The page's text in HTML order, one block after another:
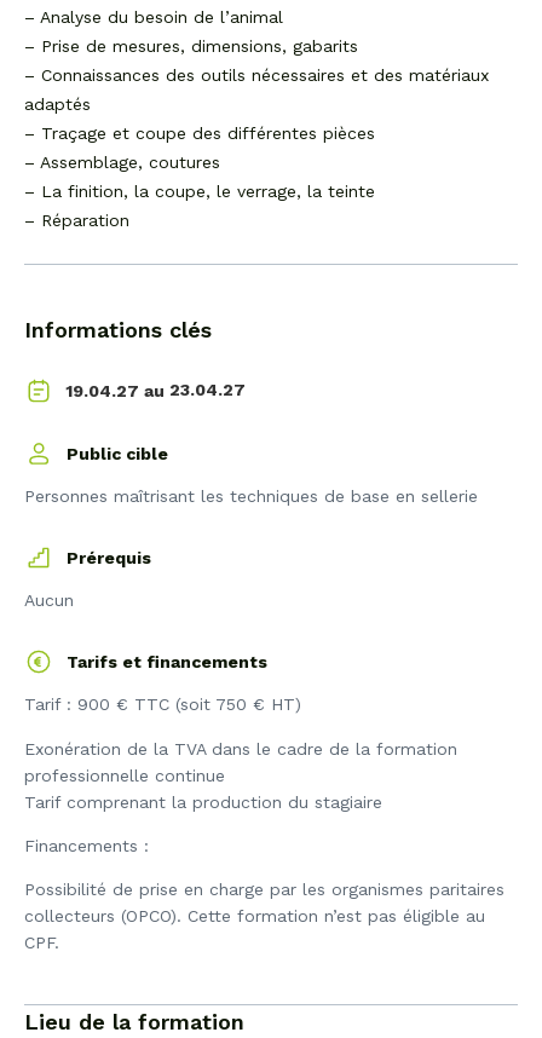
– Analyse du besoin de l’animal
– Prise de mesures, dimensions, gabarits
– Connaissances des outils nécessaires et des matériaux
adaptés
– Traçage et coupe des différentes pièces
– Assemblage, coutures
– La finition, la coupe, le verrage, la teinte
– Réparation
Informations clés
19.04.27 au 23.04.27
Public cible
Personnes maîtrisant les techniques de base en sellerie
Prérequis
Aucun
Tarifs et financements
Tarif : 900 € TTC (soit 750 € HT)
Exonération de la TVA dans le cadre de la formation
professionnelle continue
Tarif comprenant la production du stagiaire
Financements :
Possibilité de prise en charge par les organismes paritaires
collecteurs (OPCO). Cette formation n’est pas éligible au
CPF.
Lieu de la formation